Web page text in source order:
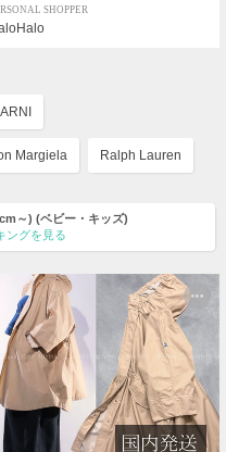
SHOPPER
Margiela Ralph Lauren
～) (ベビー・キッズ)
ングを見る